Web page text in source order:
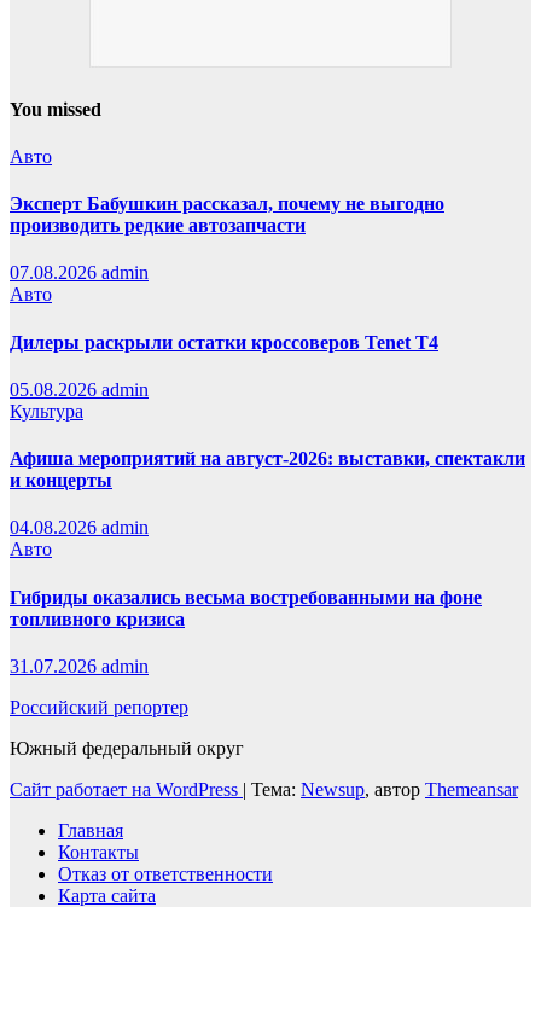
You missed
Авто
Эксперт Бабушкин рассказал, почему не выгодно
производить редкие автозапчасти
07.08.2026 admin
Авто
Дилеры раскрыли остатки кроссоверов Tenet T4
05.08.2026 admin
Культура
Афиша мероприятий на август-2026: выставки, спектакли
и концерты
04.08.2026 admin
Авто
Гибриды оказались весьма востребованными на фоне
топливного кризиса
31.07.2026 admin
Российский репортер
Южный федеральный округ
Сайт работает на WordPress | Тема: Newsup, автор Themeansar
Главная
Контакты
Отказ от ответственности
Карта сайта